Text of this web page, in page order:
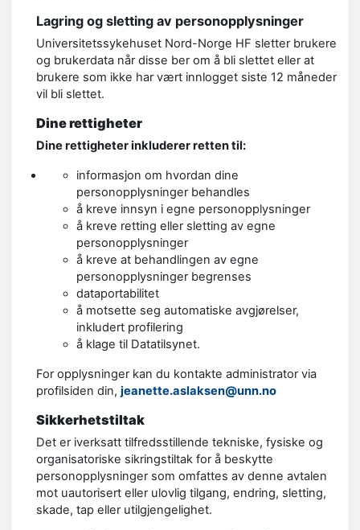
Lagring og sletting av personopplysninger
Universitetssykehuset Nord-Norge HF sletter brukere
og brukerdata når disse ber om å bli slettet eller at
brukere som ikke har vært innlogget siste 12 måneder
vil bli slettet.
Dine rettigheter
Dine rettigheter inkluderer retten til:
informasjon om hvordan dine
personopplysninger behandles
å kreve innsyn i egne personopplysninger
å kreve retting eller sletting av egne
personopplysninger
å kreve at behandlingen av egne
personopplysninger begrenses
dataportabilitet
å motsette seg automatiske avgjørelser,
inkludert profilering
å klage til Datatilsynet.
For opplysninger kan du kontakte administrator via
profilsiden din, jeanette.aslaksen@unn.no
Sikkerhetstiltak
Det er iverksatt tilfredsstillende tekniske, fysiske og
organisatoriske sikringstiltak for å beskytte
personopplysninger som omfattes av denne avtalen
mot uautorisert eller ulovlig tilgang, endring, sletting,
skade, tap eller utilgjengelighet.